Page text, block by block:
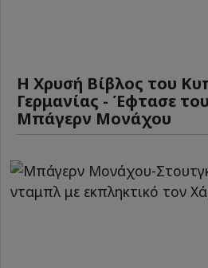
Η Χρυσή Βίβλος του
Γερμανίας - Έφτασε
Μπάγερν Μονάχου